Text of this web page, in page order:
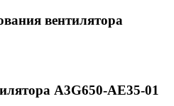
вентилятора
A3G650-AE35-01